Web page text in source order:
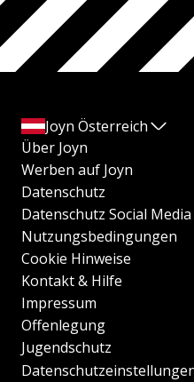
Joyn Österreich
Über Joyn
Werben auf Joyn
Datenschutz
Datenschutz Social Media
Nutzungsbedingungen
Cookie Hinweise
Kontakt & Hilfe
Impressum
Offenlegung
Jugendschutz